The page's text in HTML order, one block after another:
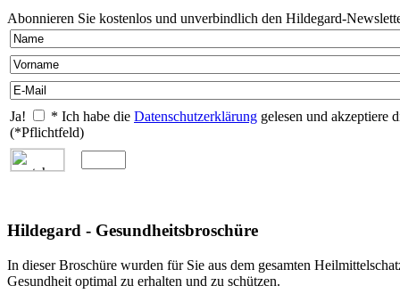
Abonnieren Sie kostenlos und unverbindlich den Hildegard-
Ja! * Ich habe die Datenschutzerklärung gelesen und akzeptiere
(*Pflichtfeld)
Hildegard - Gesundheitsbroschüre
In dieser Broschüre wurden für Sie aus dem gesamten
Gesundheit optimal zu erhalten und zu schützen.